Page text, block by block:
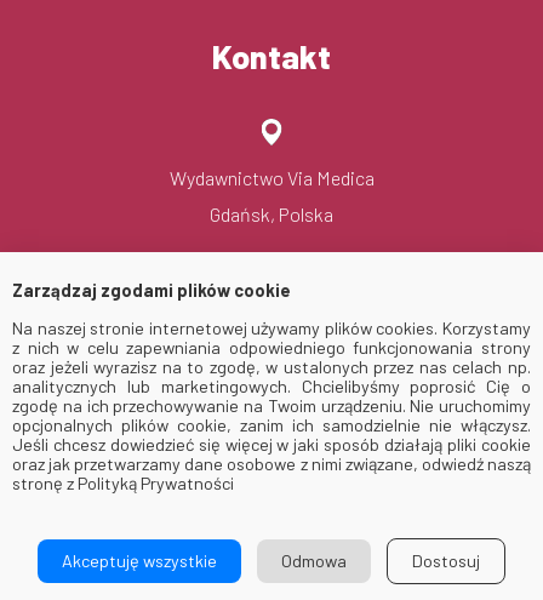
Kontakt
Wydawnictwo Via Medica
Gdańsk, Polska
viamedica@viamedica.pl
© 2026 Via Medica. All Rights Reserved
Zarządzaj zgodami plików cookie
Na naszej stronie internetowej używamy plików cookies. Korzystamy
z nich w celu zapewniania odpowiedniego funkcjonowania strony
oraz jeżeli wyrazisz na to zgodę, w ustalonych przez nas celach np.
analitycznych lub marketingowych. Chcielibyśmy poprosić Cię o
zgodę na ich przechowywanie na Twoim urządzeniu. Nie uruchomimy
opcjonalnych plików cookie, zanim ich samodzielnie nie włączysz.
Jeśli chcesz dowiedzieć się więcej w jaki sposób działają pliki cookie
oraz jak przetwarzamy dane osobowe z nimi związane, odwiedź naszą
stronę z Polityką Prywatności
Akceptuję wszystkie Odmowa Dostosuj